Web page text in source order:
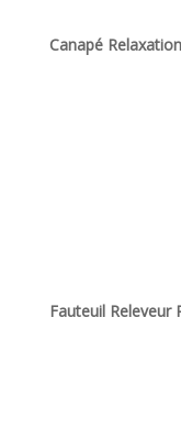
Canapé
Fauteuil Releveur